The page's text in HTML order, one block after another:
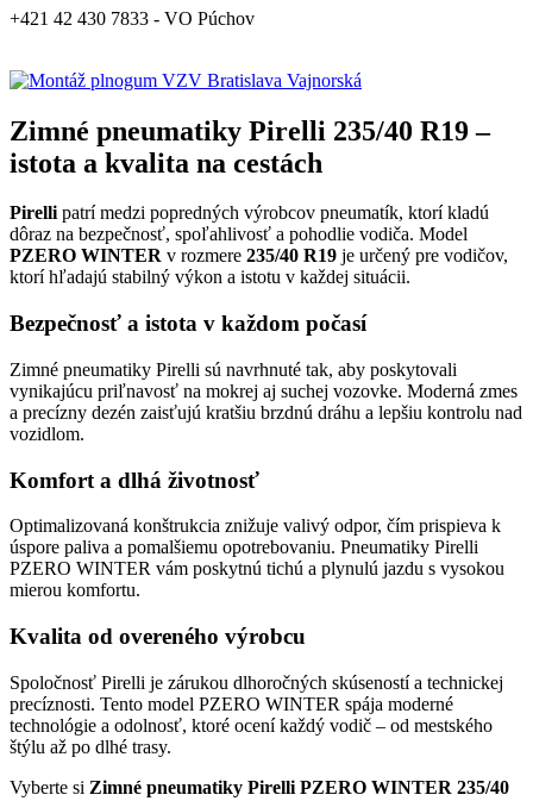
+421 42 430 7833 - VO Púchov
Zimné pneumatiky Pirelli 235/40 R19 –
istota a kvalita na cestách
Pirellipatrí medzi popredných výrobcov pneumatík, ktorí kladú
dôraz na bezpečnosť, spoľahlivosť a pohodlie vodiča. Model
PZERO WINTER v rozmere 235/40 R19 je určený pre vodičov,
ktorí hľadajú stabilný výkon a istotu v každej situácii.
Bezpečnosť a istota v každom počasí
Zimné pneumatiky Pirelli sú navrhnuté tak, aby poskytovali
vynikajúcu priľnavosť na mokrej aj suchej vozovke. Moderná zmes
a precízny dezén zaisťujú kratšiu brzdnú dráhu a lepšiu kontrolu nad
vozidlom.
Komfort a dlhá životnosť
Optimalizovaná konštrukcia znižuje valivý odpor, čím prispieva k
úspore paliva a pomalšiemu opotrebovaniu. Pneumatiky Pirelli
PZERO WINTER vám poskytnú tichú a plynulú jazdu s vysokou
mierou komfortu.
Kvalita od overeného výrobcu
Spoločnosť Pirelli je zárukou dlhoročných skúseností a technickej
precíznosti. Tento model PZERO WINTER spája moderné
technológie a odolnosť, ktoré ocení každý vodič – od mestského
štýlu až po dlhé trasy.
Vyberte si Zimné pneumatiky Pirelli PZERO WINTER 235/40